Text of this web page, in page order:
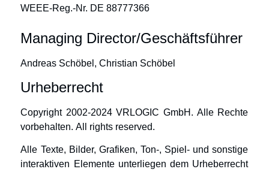
WEEE-Reg.-Nr. DE 88777366
Managing Director/Geschäftsführer
Andreas Schöbel, Christian Schöbel
Urheberrecht
Copyright 2002-2024 VRLOGIC GmbH. Alle Rechte
vorbehalten. All rights reserved.
Alle Texte, Bilder, Grafiken, Ton-, Spiel- und sonstige
interaktiven Elemente unterliegen dem Urheberrecht